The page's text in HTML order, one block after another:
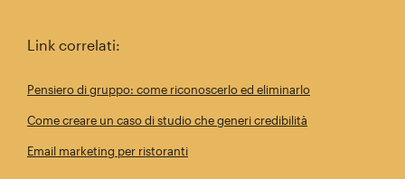
Link correlati:
Pensiero di gruppo: come riconoscerlo ed eliminarlo
Come creare un caso di studio che generi credibilità
Email marketing per ristoranti